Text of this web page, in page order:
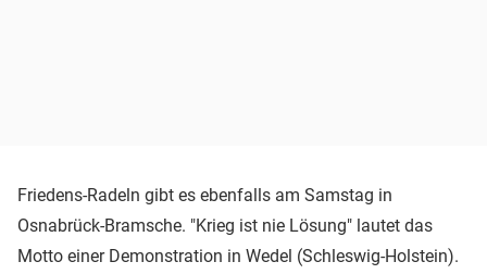
Friedens-Radeln gibt es ebenfalls am Samstag in
Osnabrück-Bramsche. "Krieg ist nie Lösung" lautet das
Motto einer Demonstration in Wedel (Schleswig-Holstein).